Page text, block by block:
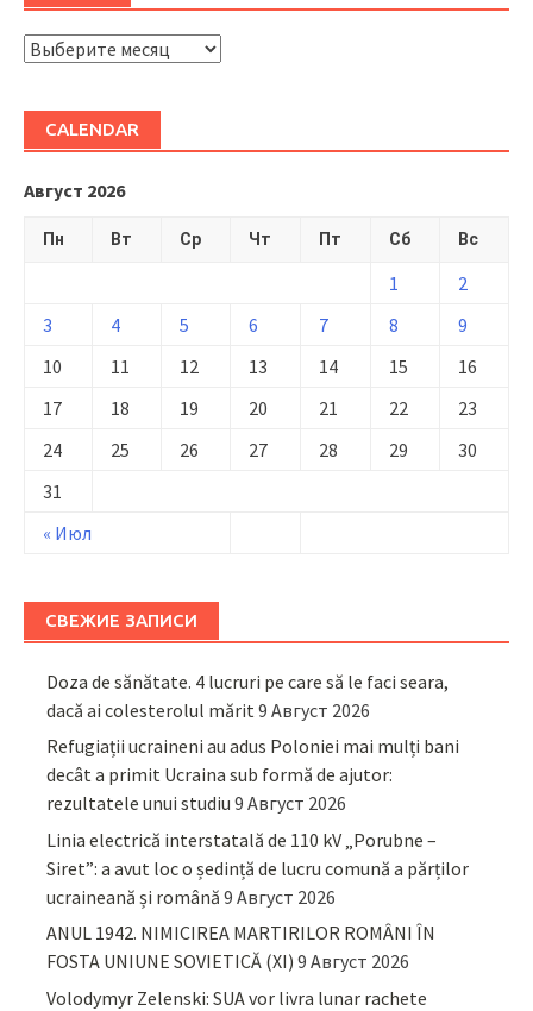
ARHIVĂ
CALENDAR
Август 2026
Пн Вт Ср Чт Пт Сб Вс
« Июл
1
2
3
4 5 6 7 8
9
10
11 12 13 14 15
16
17
18 19 20 21 22
23
24
25 26 27 28 29
30
31
СВЕЖИЕ ЗАПИСИ
Doza de sănătate. 4 lucruri pe care să le faci seara,
dacă ai colesterolul mărit9 Август 2026
Refugiații ucraineni au adus Poloniei mai mulți bani
decât a primit Ucraina sub formă de ajutor:
rezultatele unui studiu 9 Август 2026
Linia electrică interstatală de 110 kV „Porubne –
Siret”: a avut loc o ședință de lucru comună a părților
ucraineană și română 9 Август 2026
ANUL 1942. NIMICIREA MARTIRILOR ROMÂNI ÎN
FOSTA UNIUNE SOVIETICĂ (XI) 9 Август 2026
Volodymyr Zelenski: SUA vor livra lunar rachete